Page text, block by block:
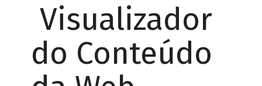
Visualizador
do Conteúdo